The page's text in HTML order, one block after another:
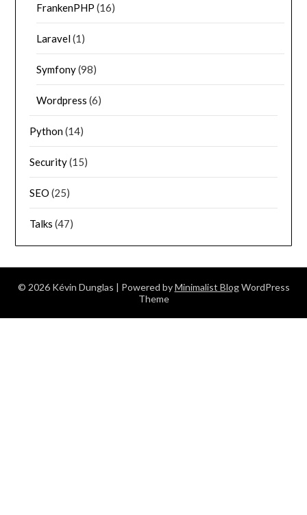
FrankenPHP (16)
Laravel(1)
Symfony(98)
Wordpress (6)
Python(14)
Security(15)
SEO (25)
Talks (47)
© 2026 Kévin Dunglas | Powered byMinimalist BlogWordPress
Theme